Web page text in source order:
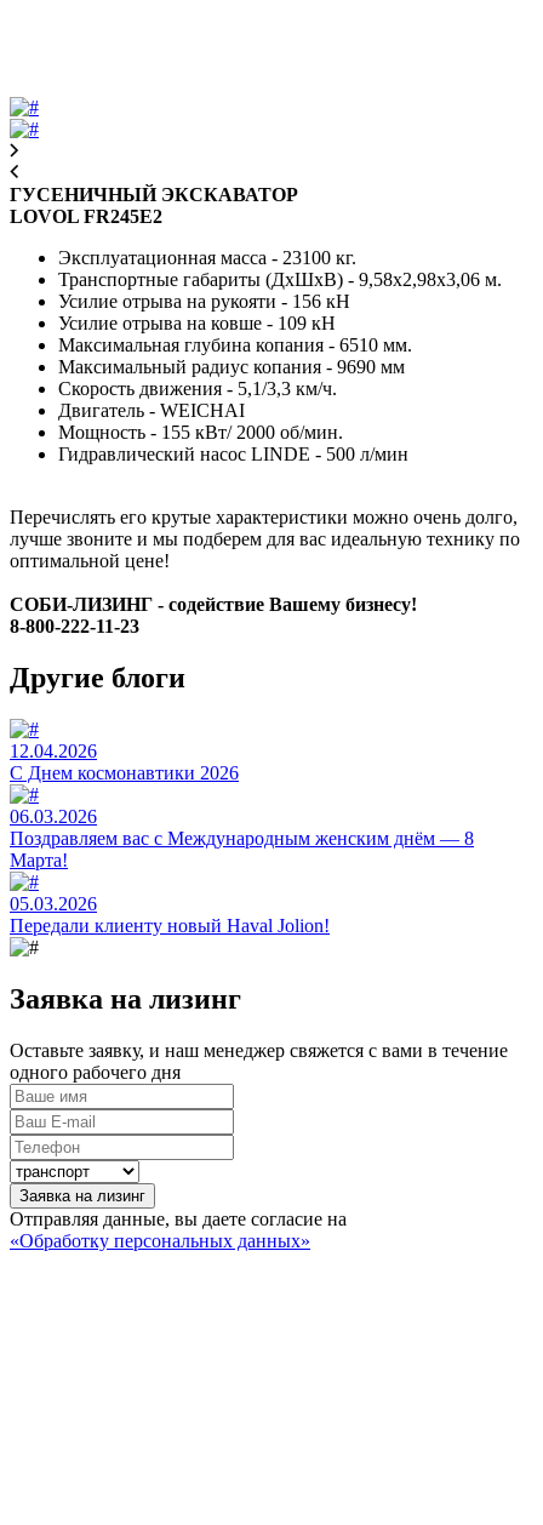
ГУСЕНИЧНЫЙ ЭКСКАВАТОР
LOVOL FR245E2
Эксплуатационная масса - 23100 кг.
Транспортные габариты (ДхШхВ) - 9,58х2,98х3,06 м.
Усилие отрыва на рукояти - 156 кН
Усилие отрыва на ковше - 109 кН
Максимальная глубина копания - 6510 мм.
Максимальный радиус копания - 9690 мм
Скорость движения - 5,1/3,3 км/ч.
Двигатель - WEICHAI
Мощность - 155 кВт/ 2000 об/мин.
Гидравлический насос LINDE - 500 л/мин
Перечислять его крутые характеристики можно очень долго,
лучше звоните и мы подберем для вас идеальную технику по
оптимальной цене!
СОБИ-ЛИЗИНГ - содействие Вашему бизнесу!
8-800-222-11-23
Другие блоги
12.04.2026
C Днем космонавтики 2026
06.03.2026
Поздравляем вас с Международным женским днём — 8
Марта!
05.03.2026
Передали клиенту новый Haval Jolion!
Заявка на лизинг
Оставьте заявку, и наш менеджер свяжется с вами в течение
одного рабочего дня
Заявка на лизинг
Отправляя данные, вы даете согласие на
«Обработку персональных данных»